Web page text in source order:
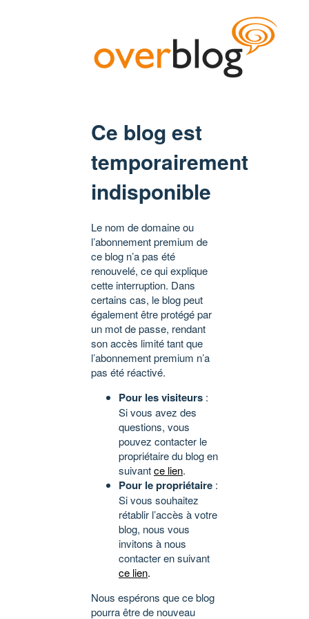
Ce blog est
temporairement
indisponible
Le nom de domaine ou
l’abonnement premium de
ce blog n’a pas été
renouvelé, ce qui explique
cette interruption. Dans
certains cas, le blog peut
également être protégé par
un mot de passe, rendant
son accès limité tant que
l’abonnement premium n’a
pas été réactivé.
Pour les visiteurs :
Si vous avez des
questions, vous
pouvez contacter le
propriétaire du blog en
suivantce lien.
Pour le propriétaire :
Si vous souhaitez
rétablir l’accès à votre
blog, nous vous
invitons à nous
contacter en suivant
ce lien.
Nous espérons que ce blog
pourra être de nouveau